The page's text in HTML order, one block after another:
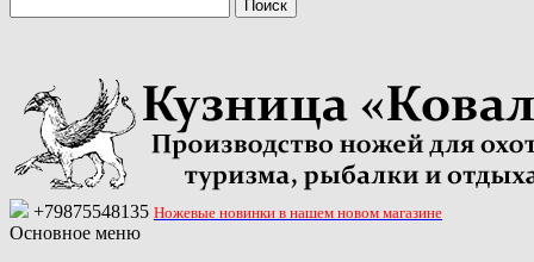
+79875548135 Ножевые новинки в нашем новом магазине
Основное меню